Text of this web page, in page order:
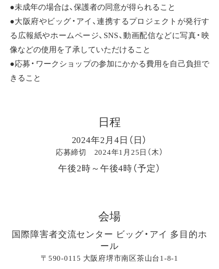
●未成年の場合は、保護者の同意が得られること
●大阪府やビッグ・アイ、連携するプロジェクトが発行す
る広報紙やホームページ、SNS、動画配信などに写真・映
像などの使用を了承していただけること
●応募・ワークショップの参加にかかる費用を自己負担で
きること
日程
2024年2月4日（日）
応募締切 2024年1月25日（木）
午後2時～午後4時（予定）
会場
国際障害者交流センター ビッグ・アイ 多目的ホ
ール
〒590-0115 大阪府堺市南区茶山台1-8-1